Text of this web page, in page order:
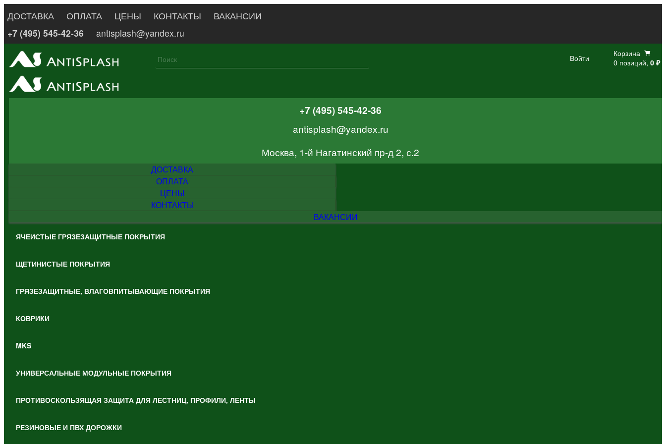
ДОСТАВКА ОПЛАТА ЦЕНЫ КОНТАКТЫ
ВАКАНСИИ
+7 (495) 545-42-36
antisplash@yandex.ru
Войти
Корзина
0 позиций, 0 ₽
+7 (495) 545-42-36
antisplash@yandex.ru
Москва, 1-й Нагатинский пр-д 2, с.2
ДОСТАВКА
ОПЛАТА
ЦЕНЫ
КОНТАКТЫ
ВАКАНСИИ
ЯЧЕИСТЫЕ ГРЯЗЕЗАЩИТНЫЕ ПОКРЫТИЯ
ЩЕТИНИСТЫЕ ПОКРЫТИЯ
ГРЯЗЕЗАЩИТНЫЕ, ВЛАГОВПИТЫВАЮЩИЕ ПОКРЫТИЯ
КОВРИКИ
MKS
УНИВЕРСАЛЬНЫЕ МОДУЛЬНЫЕ ПОКРЫТИЯ
ПРОТИВОСКОЛЬЗЯЩАЯ ЗАЩИТА ДЛЯ ЛЕСТНИЦ, ПРОФИЛИ, ЛЕНТЫ
РЕЗИНОВЫЕ И ПВХ ДОРОЖКИ